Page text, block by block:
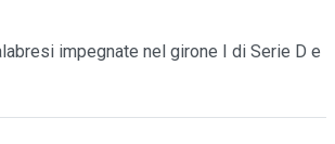
impegnate nel girone I di Serie D e